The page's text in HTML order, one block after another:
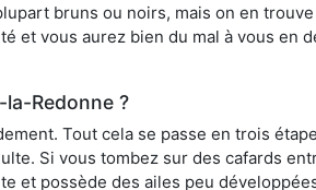
bruns ou noirs, mais on en
et vous aurez bien du mal à vous en
Redonne ?
Tout cela se passe en trois
Si vous tombez sur des cafards
et possède des ailes peu